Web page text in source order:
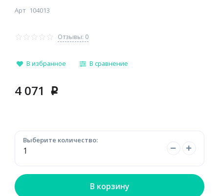
Арт 104013
Отзывы: 0
В избранное В сравнение
4 071 p
Выберите количество:
В корзину